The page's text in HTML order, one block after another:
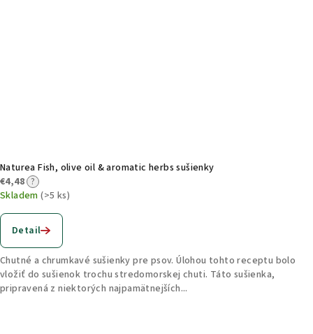
Naturea Fish, olive oil & aromatic herbs sušienky
€4,48 ?
Skladem(>5 ks)
Detail
Chutné a chrumkavé sušienky pre psov. Úlohou tohto receptu bolo
vložiť do sušienok trochu stredomorskej chuti. Táto sušienka,
pripravená z niektorých najpamätnejších...